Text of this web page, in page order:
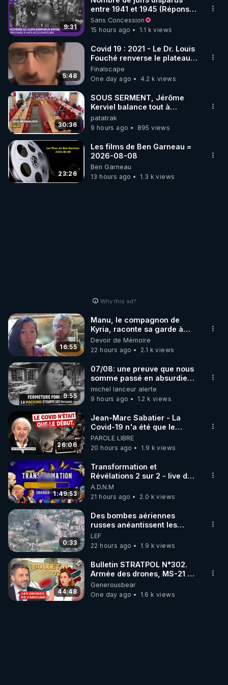
9:31
entre 1941 et 1945 (Réponse
à mes accusateurs)
Sans Concession
15 hours ago
1.1 k views
5:48
Covid 19 : 2021 - Le Dr. Louis
Fouché renverse le plateau
de CNews !
Finalscape
One day ago
4.2 k views
30:36
SOUS SERMENT, Jérôme
Kerviel balance tout à
l'Assemblée !
patatrak
9 hours ago
895 views
23:26
Les films de Ben Garneau =
2026-08-08
Ben Garneau
13 hours ago
1.3 k views
Why this ad?
16:55
Manu, le compagnon de
Kyria, raconte sa garde à
vue musclée. PARTAGEZ!
Devoir de Mémoire
22 hours ago
2.1 k views
9:55
07/08: une preuve que nous
somme passé en absurdie
une dictature qui veut faire
taire ses opposant !
michel lanceur alerte
9 hours ago
1.2 k views
26:06
Jean-Marc Sabatier - La
Covid-19 n'a été que le
début - L'ARNm & l'ARNm-aa
jusqu où auront-t-il ?
PAROLE LIBRE
20 hours ago
1.9 k views
1:49:53
Transformation et
Révélations 2 sur 2 - live du
07/08/26
A.D.N.M
21 hours ago
2.0 k views
0:33
Des bombes aériennes
russes anéantissent les
centres de contrôle de
drones de 3 brigades
ukrainienne
LEF
22 hours ago
1.9 k views
44:48
Bulletin STRATPOL N°302.
Armée des drones, MS-21 en
série, missiles coréens.
07.08.2026.
Generousbear
One day ago
1.6 k views